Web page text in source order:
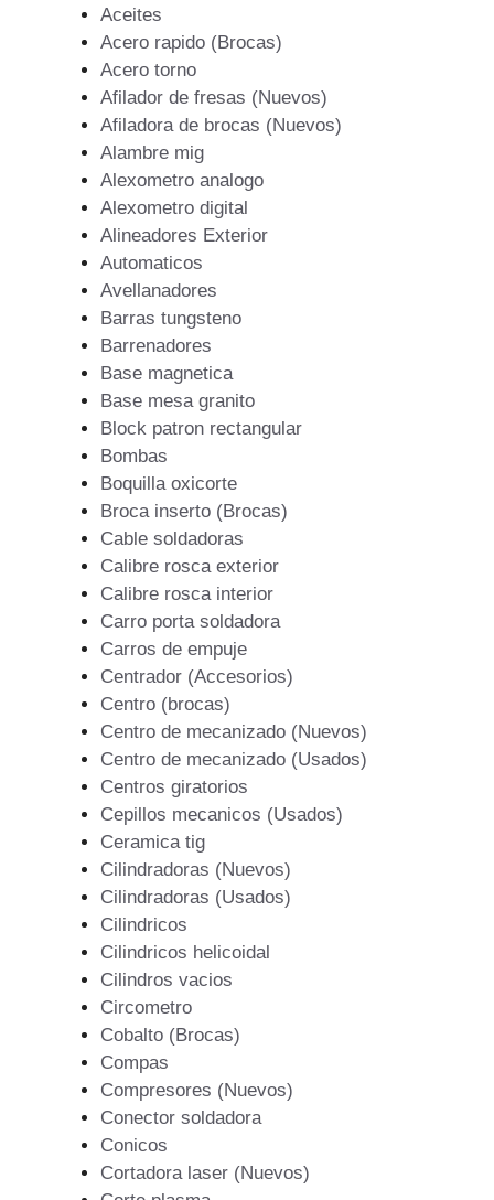
Aceites
Acero rapido (Brocas)
Acero torno
Afilador de fresas (Nuevos)
Afiladora de brocas (Nuevos)
Alambre mig
Alexometro analogo
Alexometro digital
Alineadores Exterior
Automaticos
Avellanadores
Barras tungsteno
Barrenadores
Base magnetica
Base mesa granito
Block patron rectangular
Bombas
Boquilla oxicorte
Broca inserto (Brocas)
Cable soldadoras
Calibre rosca exterior
Calibre rosca interior
Carro porta soldadora
Carros de empuje
Centrador (Accesorios)
Centro (brocas)
Centro de mecanizado (Nuevos)
Centro de mecanizado (Usados)
Centros giratorios
Cepillos mecanicos (Usados)
Ceramica tig
Cilindradoras (Nuevos)
Cilindradoras (Usados)
Cilindricos
Cilindricos helicoidal
Cilindros vacios
Circometro
Cobalto (Brocas)
Compas
Compresores (Nuevos)
Conector soldadora
Conicos
Cortadora laser (Nuevos)